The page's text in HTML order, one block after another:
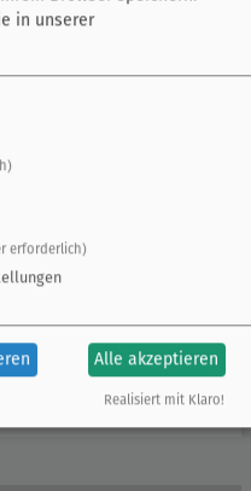
km) bei Bremerhaven
zu verzeichnen:
2027: Umsetzung von
Gründung der
in unserer
erforderlich)
Alle akzeptieren
Realisiert mit Klaro!